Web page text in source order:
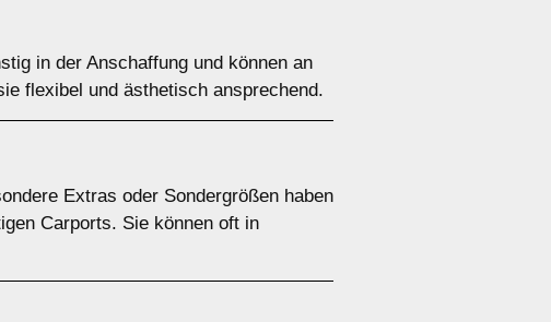
in der Anschaffung und können an
flexibel und ästhetisch ansprechend.
Extras oder Sondergrößen haben
Carports. Sie können oft in